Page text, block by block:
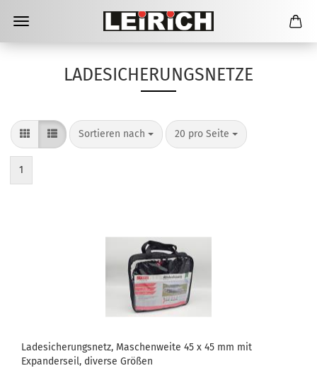
LADESICHERUNGSNETZE
Sortieren nach
Sortieren nach 20 pro Seite
pro Seite
1
Ladesicherungsnetz, Maschenweite 45 x 45 mm mit
Expanderseil, diverse Größen